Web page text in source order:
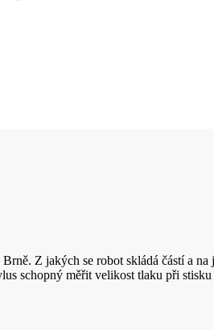
Z jakých se robot skládá částí a
schopný měřit velikost tlaku při